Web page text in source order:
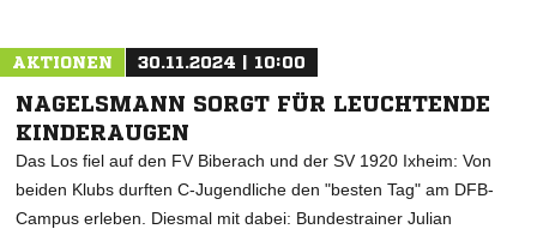
AKTIONEN 30.11.2024 | 10:00
NAGELSMANN SORGT FÜR LEUCHTENDE
KINDERAUGEN
Das Los fiel auf den FV Biberach und der SV 1920 Ixheim: Von
beiden Klubs durften C-Jugendliche den "besten Tag" am DFB-
Campus erleben. Diesmal mit dabei: Bundestrainer Julian